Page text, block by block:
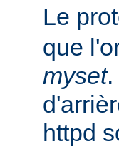
Le
que
myset.
httpd